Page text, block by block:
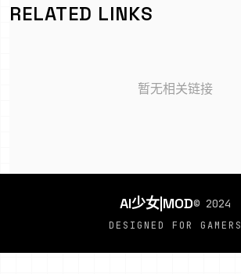
RELATED LINKS
暂无相关链接
AI少女|MOD© 2024
DESIGNED FOR GAMERS